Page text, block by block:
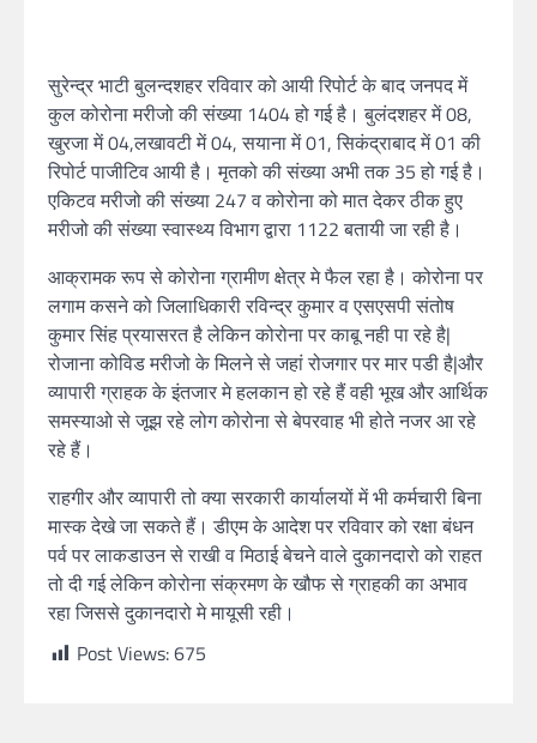
सुरेन्द्र भाटी बुलन्दशहर रविवार को आयी रिपोर्ट के बाद जनपद में
कुल कोरोना मरीजो की संख्या 1404 हो गई है। बुलंदशहर में 08,
खुरजा में 04,लखावटी में 04, सयाना में 01, सिकंद्राबाद में 01 की
रिपोर्ट पाजीटिव आयी है। मृतको की संख्या अभी तक 35 हो गई है।
एकिटव मरीजो की संख्या 247 व कोरोना को मात देकर ठीक हुए
मरीजो की संख्या स्वास्थ्य विभाग द्वारा 1122 बतायी जा रही है।
आक्रामक रूप से कोरोना ग्रामीण क्षेत्र मे फैल रहा है। कोरोना पर
लगाम कसने को जिलाधिकारी रविन्द्र कुमार व एसएसपी संतोष
कुमार सिंह प्रयासरत है लेकिन कोरोना पर काबू नही पा रहे है|
रोजाना कोविड मरीजो के मिलने से जहां रोजगार पर मार पडी है|और
व्यापारी ग्राहक के इंतजार मे हलकान हो रहे हैं वही भूख और आर्थिक
समस्याओ से जूझ रहे लोग कोरोना से बेपरवाह भी होते नजर आ रहे
रहे हैं।
राहगीर और व्यापारी तो क्या सरकारी कार्यालयों में भी कर्मचारी बिना
मास्क देखे जा सकते हैं। डीएम के आदेश पर रविवार को रक्षा बंधन
पर्व पर लाकडाउन से राखी व मिठाई बेचने वाले दुकानदारो को राहत
तो दी गई लेकिन कोरोना संक्रमण के खौफ से ग्राहकी का अभाव
रहा जिससे दुकानदारो मे मायूसी रही।
Post Views:675